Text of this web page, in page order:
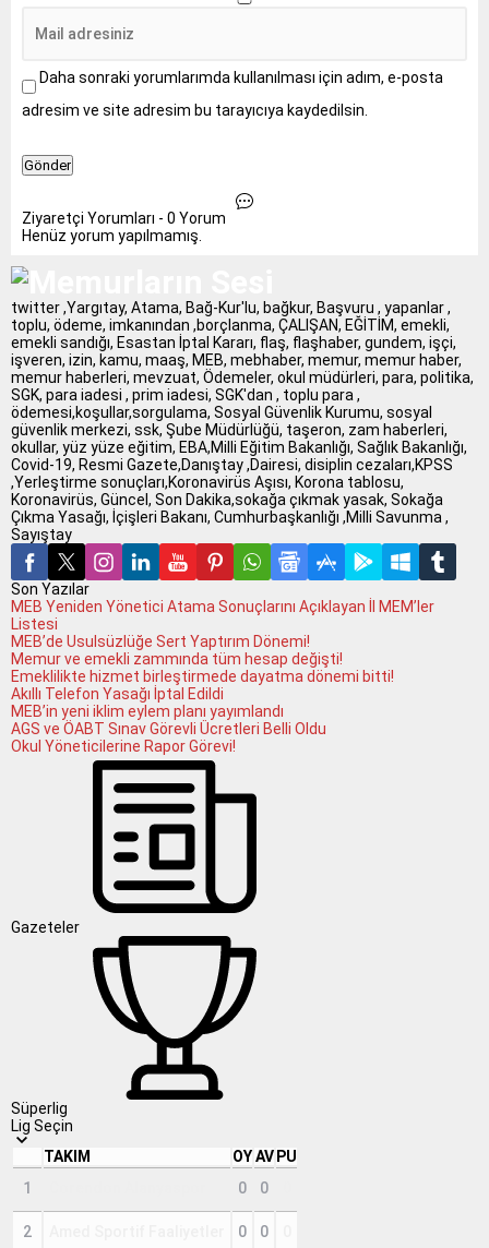
Daha sonraki yorumlarımda kullanılması için adım, e-posta
adresim ve site adresim bu tarayıcıya kaydedilsin.
Ziyaretçi Yorumları - 0 Yorum
Henüz yorum yapılmamış.
twitter ,Yargıtay, Atama, Bağ-Kur'lu, bağkur, Başvuru , yapanlar ,
toplu, ödeme, imkanından ,borçlanma, ÇALIŞAN, EĞİTİM, emekli,
emekli sandığı, Esastan İptal Kararı, flaş, flaşhaber, gundem, işçi,
işveren, izin, kamu, maaş, MEB, mebhaber, memur, memur haber,
memur haberleri, mevzuat, Ödemeler, okul müdürleri, para, politika,
SGK, para iadesi , prim iadesi, SGK'dan , toplu para ,
ödemesi,koşullar,sorgulama, Sosyal Güvenlik Kurumu, sosyal
güvenlik merkezi, ssk, Şube Müdürlüğü, taşeron, zam haberleri,
okullar, yüz yüze eğitim, EBA,Milli Eğitim Bakanlığı, Sağlık Bakanlığı,
Covid-19, Resmi Gazete,Danıştay ,Dairesi, disiplin cezaları,KPSS
,Yerleştirme sonuçları,Koronavirüs Aşısı, Korona tablosu,
Koronavirüs, Güncel, Son Dakika,sokağa çıkmak yasak, Sokağa
Çıkma Yasağı, İçişleri Bakanı, Cumhurbaşkanlığı ,Milli Savunma ,
Sayıştay
Son Yazılar
MEB Yeniden Yönetici Atama Sonuçlarını Açıklayan İl MEM’ler
Listesi
MEB’de Usulsüzlüğe Sert Yaptırım Dönemi!
Memur ve emekli zammında tüm hesap değişti!
Emeklilikte hizmet birleştirmede dayatma dönemi bitti!
Akıllı Telefon Yasağı İptal Edildi
MEB’in yeni iklim eylem planı yayımlandı
AGS ve ÖABT Sınav Görevli Ücretleri Belli Oldu
Okul Yöneticilerine Rapor Görevi!
Gazeteler
Süperlig
Lig Seçin
TAKIM
OYAV PU
1
0 0
2 0 0